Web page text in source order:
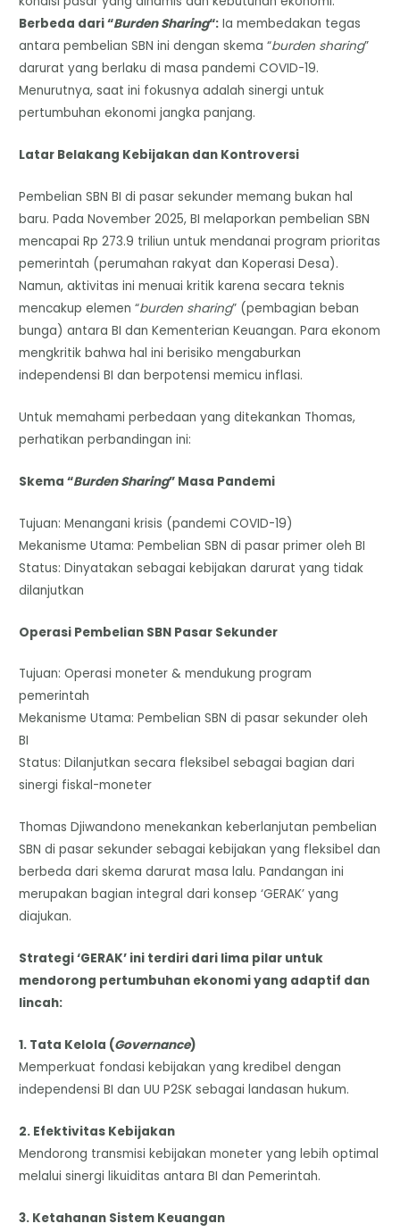
Berbeda dari “Burden Sharing“: Ia membedakan tegas
antara pembelian SBN ini dengan skema “burden sharing”
darurat yang berlaku di masa pandemi COVID-19.
Menurutnya, saat ini fokusnya adalah sinergi untuk
pertumbuhan ekonomi jangka panjang.
Latar Belakang Kebijakan dan Kontroversi
Pembelian SBN BI di pasar sekunder memang bukan hal
baru. Pada November 2025, BI melaporkan pembelian SBN
mencapai Rp 273.9 triliun untuk mendanai program prioritas
pemerintah (perumahan rakyat dan Koperasi Desa).
Namun, aktivitas ini menuai kritik karena secara teknis
mencakup elemen “burden sharing” (pembagian beban
bunga) antara BI dan Kementerian Keuangan. Para ekonom
mengkritik bahwa hal ini berisiko mengaburkan
independensi BI dan berpotensi memicu inflasi.
Untuk memahami perbedaan yang ditekankan Thomas,
perhatikan perbandingan ini:
Skema “Burden Sharing” Masa Pandemi
Tujuan: Menangani krisis (pandemi COVID-19)
Mekanisme Utama: Pembelian SBN di pasar primer oleh BI
Status: Dinyatakan sebagai kebijakan darurat yang tidak
dilanjutkan
Operasi Pembelian SBN Pasar Sekunder
Tujuan: Operasi moneter & mendukung program
pemerintah
Mekanisme Utama: Pembelian SBN di pasar sekunder oleh
BI
Status: Dilanjutkan secara fleksibel sebagai bagian dari
sinergi fiskal-moneter
Thomas Djiwandono menekankan keberlanjutan pembelian
SBN di pasar sekunder sebagai kebijakan yang fleksibel dan
berbeda dari skema darurat masa lalu. Pandangan ini
merupakan bagian integral dari konsep ‘GERAK’ yang
diajukan.
Strategi ‘GERAK’ ini terdiri dari lima pilar untuk
mendorong pertumbuhan ekonomi yang adaptif dan
lincah:
1. Tata Kelola (Governance)
Memperkuat fondasi kebijakan yang kredibel dengan
independensi BI dan UU P2SK sebagai landasan hukum.
2. Efektivitas Kebijakan
Mendorong transmisi kebijakan moneter yang lebih optimal
melalui sinergi likuiditas antara BI dan Pemerintah.
3. Ketahanan Sistem Keuangan